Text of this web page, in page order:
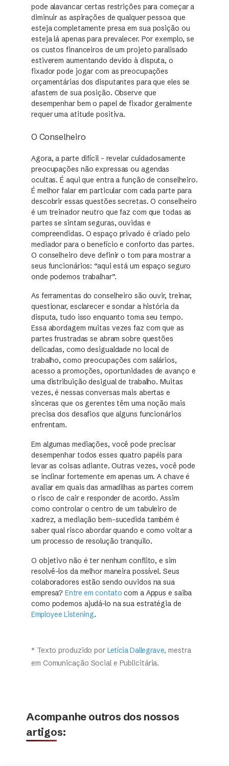
pode alavancar certas restrições para começar a
diminuir as aspirações de qualquer pessoa que
esteja completamente presa em sua posição ou
esteja lá apenas para prevalecer. Por exemplo, se
os custos financeiros de um projeto paralisado
estiverem aumentando devido à disputa, o
fixador pode jogar com as preocupações
orçamentárias dos disputantes para que eles se
afastem de sua posição. Observe que
desempenhar bem o papel de fixador geralmente
requer uma atitude positiva.
O Conselheiro
Agora, a parte difícil – revelar cuidadosamente
preocupações não expressas ou agendas
ocultas. É aqui que entra a função de conselheiro.
É melhor falar em particular com cada parte para
descobrir essas questões secretas. O conselheiro
é um treinador neutro que faz com que todas as
partes se sintam seguras, ouvidas e
compreendidas. O espaço privado é criado pelo
mediador para o benefício e conforto das partes.
O conselheiro deve definir o tom para mostrar a
seus funcionários: “aqui está um espaço seguro
onde podemos trabalhar”.
As ferramentas do conselheiro são ouvir, treinar,
questionar, esclarecer e sondar a história da
disputa, tudo isso enquanto toma seu tempo.
Essa abordagem muitas vezes faz com que as
partes frustradas se abram sobre questões
delicadas, como desigualdade no local de
trabalho, como preocupações com salários,
acesso a promoções, oportunidades de avanço e
uma distribuição desigual de trabalho. Muitas
vezes, é nessas conversas mais abertas e
sinceras que os gerentes têm uma noção mais
precisa dos desafios que alguns funcionários
enfrentam.
Em algumas mediações, você pode precisar
desempenhar todos esses quatro papéis para
levar as coisas adiante. Outras vezes, você pode
se inclinar fortemente em apenas um. A chave é
avaliar em quais das armadilhas as partes correm
o risco de cair e responder de acordo. Assim
como controlar o centro de um tabuleiro de
xadrez, a mediação bem-sucedida também é
saber qual risco abordar quando e como voltar a
um processo de resolução tranquilo.
O objetivo não é ter nenhum conflito, e sim
resolvê-los da melhor maneira possível. Seus
colaboradores estão sendo ouvidos na sua
empresa?Entre em contato com a Appus e saiba
como podemos ajudá-lo na sua estratégia de
Employee Listening.
* Texto produzido por Letícia Dallegrave, mestra
em Comunicação Social e Publicitária.
Acompanhe outros dos nossos
artigos: